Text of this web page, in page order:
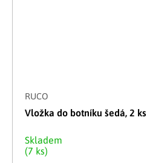
RUCO
Vložka do botníku šedá, 2 ks
Skladem
(7 ks)